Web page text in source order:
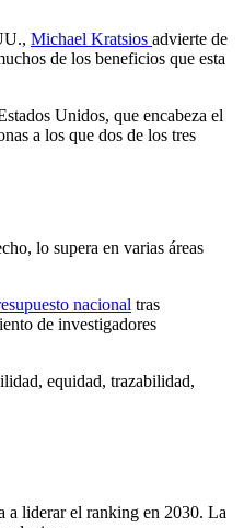
Michael Kratsios advierte de
de los beneficios que esta
Unidos, que encabeza el
a los que dos de los tres
lo supera en varias áreas
nacional tras
de investigadores
equidad, trazabilidad,
a liderar el ranking en 2030. La